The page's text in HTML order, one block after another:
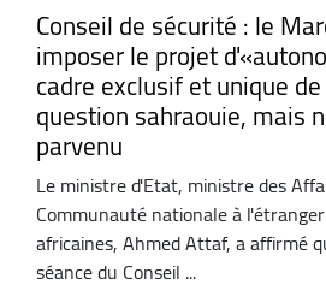
Conseil de sécurité : le
imposer le projet
cadre exclusif et unique
question sahraouie, mais
parvenu
Le ministre d'Etat, ministre des
Communauté nationale à
africaines, Ahmed Attaf, a affirmé
séance du Conseil ...